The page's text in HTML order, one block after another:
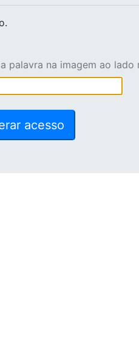
palavra na imagem ao lado